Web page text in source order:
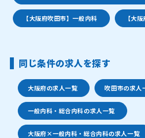
【大阪府吹田市】一般内科 【大
同じ条件の求人を探す
大阪府の求人一覧 吹田市の求人
一般内科・総合内科の求人一覧
大阪府×一般内科・総合内科の求人一覧